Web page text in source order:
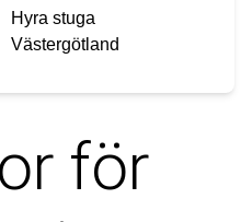
Hyra stuga
Västergötland
för